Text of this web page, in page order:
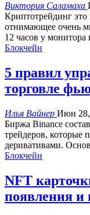
Виктория Саламаха
Криптотрейдинг это
отнимающее очень
12 часов у монитора
Блокчейн
5 правил
торговле
Илья Вайнер Июн 28,
Биржа Binance
трейдеров, которые
деривативами.
Блокчейн
NFT
появления и